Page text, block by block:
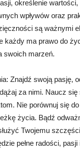
określenie wartości,
wpływów oraz
są ważnymi
każdy ma prawo do
swoich marzeń.
Znajdź swoją pasję,
za nimi. Naucz się
Nie porównuj się
życia. Bądź
Twojemu
pełne radości,